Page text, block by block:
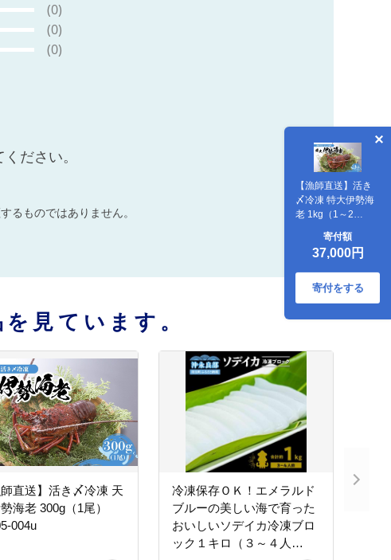
【漁師直送】活き
〆冷凍 特大伊勢海
老 1kg（1～2
尾） W005-003
寄付額
37,000円
寄付をする
(0)
(0)
(0)
ださい。
るものではありません。
見ています。
師直送】活き〆冷凍 天
海老 300g（1尾）
004u
冷凍保存ＯＫ！エメラルド
ブルーの美しい海で育った
おいしいソデイカ冷凍ブロ
ック１キロ（３～４人